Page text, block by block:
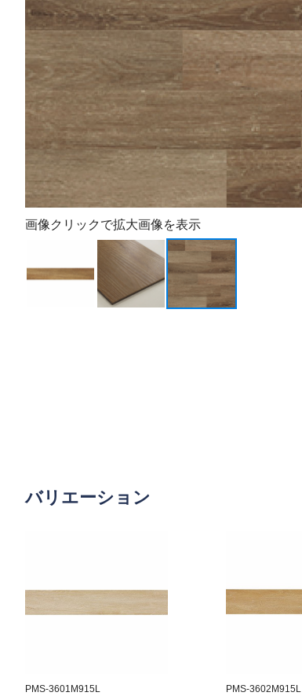
画像クリックで拡大画像を表示
バリエーション
PMS-3601M915L PMS-3602M915L